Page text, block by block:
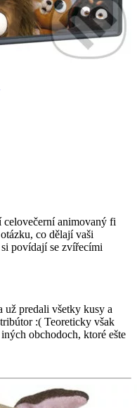
celovečerní animovaný fi
co dělají vaši
povídají se zvířecími
už predali všetky kusy a
:( Teoreticky však
obchodoch, ktoré ešte